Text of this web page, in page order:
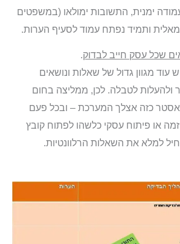
ימנית, התשובות ימולאו (במשפטים
ותמיד נפתח עמוד לסעיף הערות.
שכל עסק חייב לבדוק.
מגוון גדול של שאלות ונושאים
ולהעלות לטבלה. לכן, ממליצה בחום
כזה אצלך המערכת – ובכל פעם
או פיתוח עסקי כלשהו לפתוח קובץ
למלא את השאלות הרלוונטיות.